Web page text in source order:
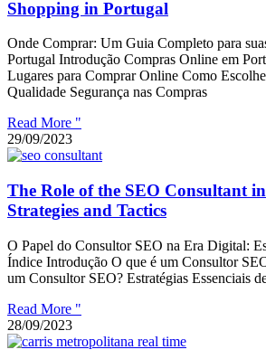
Shopping in Portugal
Onde Comprar: Um Guia Completo para
Portugal Introdução Compras Online em
Lugares para Comprar Online Como
Qualidade Segurança nas Compras
Read More "
29/09/2023
The Role of the SEO Consultant
Strategies and Tactics
O Papel do Consultor SEO na Era Digital:
Índice Introdução O que é um Consultor
um Consultor SEO? Estratégias Essenciais
Read More "
28/09/2023